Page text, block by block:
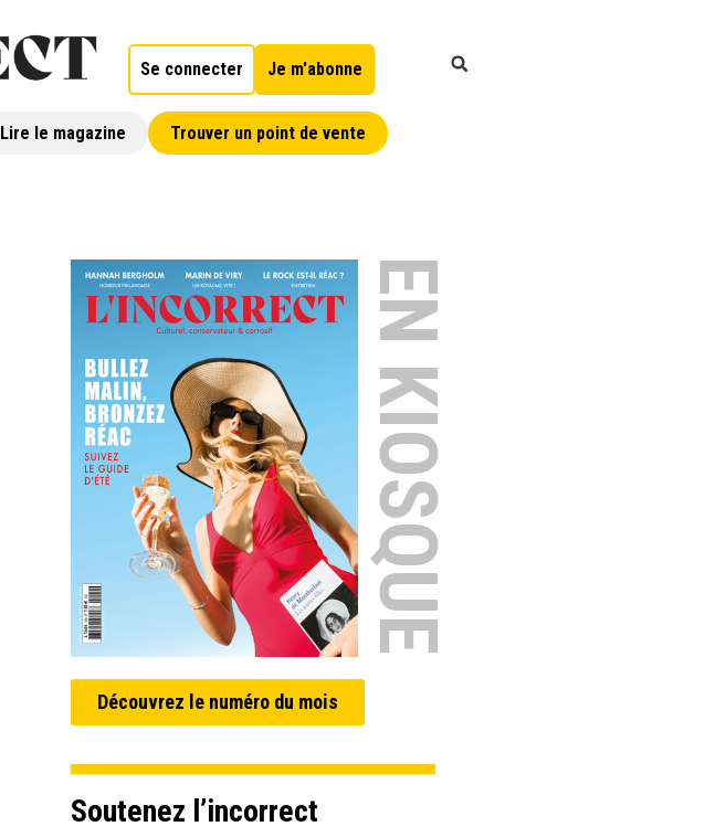
Se connecter Je m'abonne
Lire le magazine Trouver un point de vente
EN KIOSQUE
Découvrez le numéro du mois
Soutenez l’incorrect